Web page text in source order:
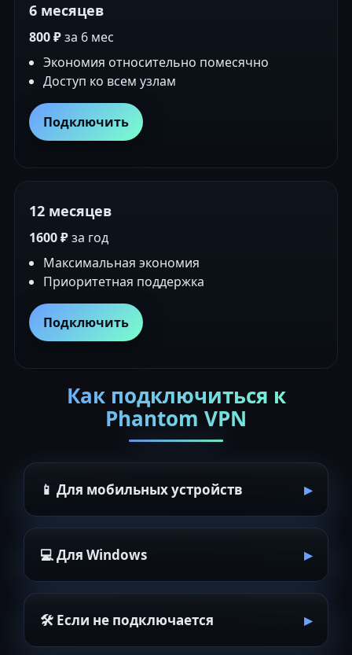
6 месяцев
800 ₽за 6 мес
Экономия относительно помесячно
Доступ ко всем узлам
Подключить
12 месяцев
1600 ₽за год
Максимальная экономия
Приоритетная поддержка
Подключить
Как подключиться к
Phantom VPN
📱 Для мобильных устройств
💻 Для Windows
🛠 Если не подключается